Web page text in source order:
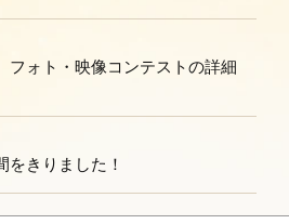
ォト・映像コンテストの詳細
をきりました！